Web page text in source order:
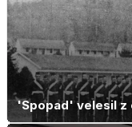
'Spopad' velesil z